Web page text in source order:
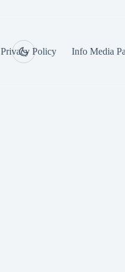
Privacy Policy Info Media